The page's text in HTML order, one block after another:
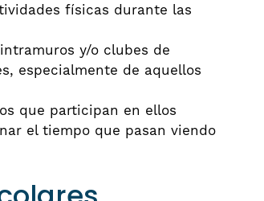
físicas durante las
y/o clubes de
especialmente de aquellos
que participan en ellos
el tiempo que pasan viendo